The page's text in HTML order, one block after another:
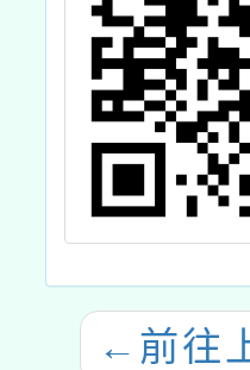
← 前往